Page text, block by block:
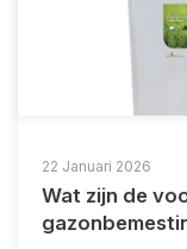
22 Januari 2026
Wat zijn de